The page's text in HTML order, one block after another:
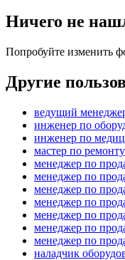
Ничего не
Попробуйте изменить
Другие
ведущий
инженер по
инженер по
мастер по
менеджер по
менеджер по
менеджер по
менеджер по
менеджер по
менеджер по
менеджер по
наладчик